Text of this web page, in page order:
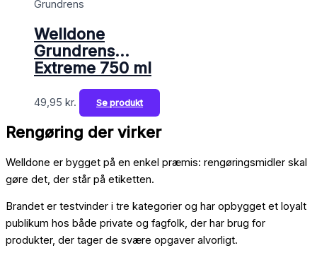
Grundrens
Welldone
Grundrens
Extreme 750 ml
49,95 kr. Se produkt
Rengøring der virker
Welldone er bygget på en enkel præmis: rengøringsmidler skal
gøre det, der står på etiketten.
Brandet er testvinder i tre kategorier og har opbygget et loyalt
publikum hos både private og fagfolk, der har brug for
produkter, der tager de svære opgaver alvorligt.